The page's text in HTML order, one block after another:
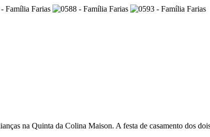
na Quinta da Colina Maison. A festa de casamento dos